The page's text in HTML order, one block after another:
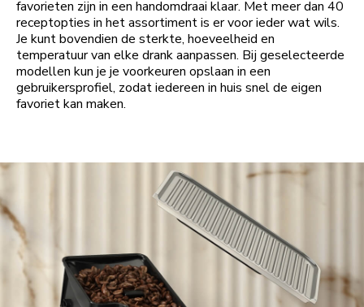
favorieten zijn in een handomdraai klaar. Met meer dan 40
receptopties in het assortiment is er voor ieder wat wils.
Je kunt bovendien de sterkte, hoeveelheid en
temperatuur van elke drank aanpassen. Bij geselecteerde
modellen kun je je voorkeuren opslaan in een
gebruikersprofiel, zodat iedereen in huis snel de eigen
favoriet kan maken.